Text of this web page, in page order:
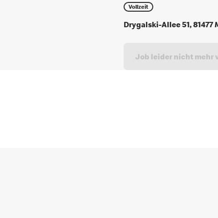
Vollzeit
Drygalski-Allee 51, 81477
Job leider nicht mehr